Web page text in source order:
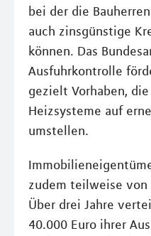
bei der die
auch zinsgünstige
können. Das
Ausfuhrkontrolle
gezielt Vorhaben,
Heizsysteme auf
umstellen.
zudem teilweise von
Über drei Jahre
40.000 Euro ihrer